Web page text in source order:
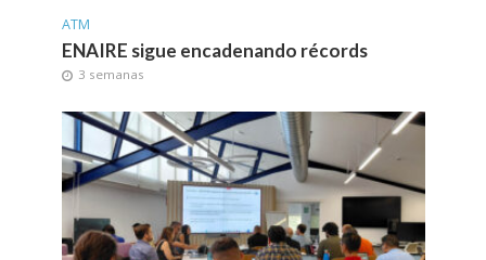
ATM
ENAIRE sigue encadenando récords
3 semanas